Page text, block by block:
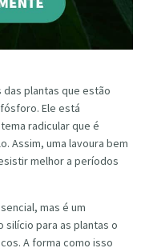
plantas que estão
Ele está
radicular que é
Assim, uma lavoura bem
melhor a períodos
mas é um
para as plantas o
A forma como isso